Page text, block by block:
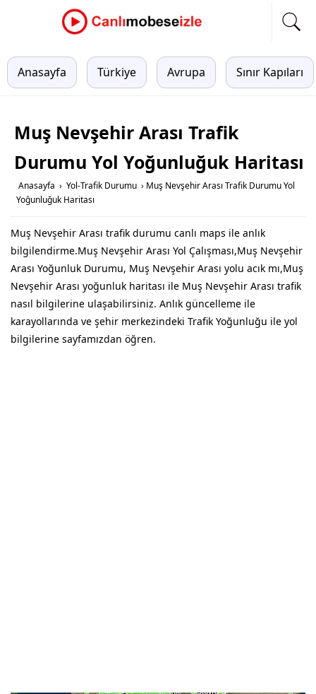
Anasayfa Türkiye Avrupa Sınır Kapıları
Muş Nevşehir Arası Trafik
Durumu Yol Yoğunluğuk Haritası
Anasayfa › Yol-Trafik Durumu › Muş Nevşehir Arası Trafik Durumu Yol
Yoğunluğuk Haritası
Muş Nevşehir Arası trafik durumu canlı maps ile anlık
bilgilendirme.Muş Nevşehir Arası Yol Çalışması,Muş Nevşehir
Arası Yoğunluk Durumu, Muş Nevşehir Arası yolu acık mı,Muş
Nevşehir Arası yoğunluk haritası ile Muş Nevşehir Arası trafik
nasıl bilgilerine ulaşabilirsiniz. Anlık güncelleme ile
karayollarında ve şehir merkezindeki Trafik Yoğunluğu ile yol
bilgilerine sayfamızdan öğren.